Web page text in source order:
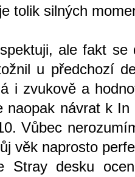
tolik silných
ale fakt
u předchozí
i zvukově a
naopak návrat k
Vůbec
věk naprosto
Stray desku